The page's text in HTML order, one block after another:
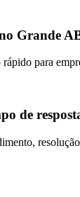
Grande
para
de